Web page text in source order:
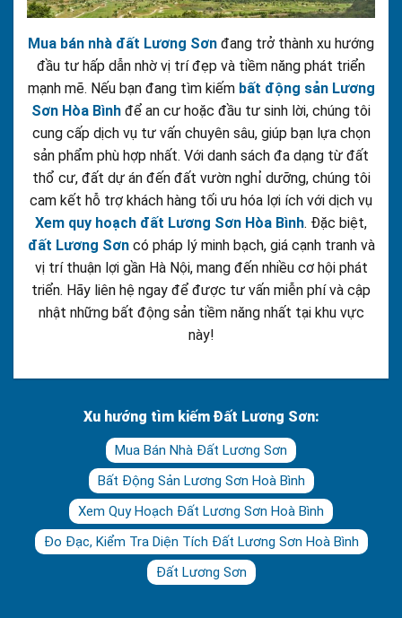
Mua bán nhà đất Lương Sơn đang trở thành xu hướng
đầu tư hấp dẫn nhờ vị trí đẹp và tiềm năng phát triển
mạnh mẽ. Nếu bạn đang tìm kiếm bất động sản Lương
Sơn Hòa Bình để an cư hoặc đầu tư sinh lời, chúng tôi
cung cấp dịch vụ tư vấn chuyên sâu, giúp bạn lựa chọn
sản phẩm phù hợp nhất. Với danh sách đa dạng từ đất
thổ cư, đất dự án đến đất vườn nghỉ dưỡng, chúng tôi
cam kết hỗ trợ khách hàng tối ưu hóa lợi ích với dịch vụ
Xem quy hoạch đất Lương Sơn Hòa Bình. Đặc biệt,
đất Lương Sơncó pháp lý minh bạch, giá cạnh tranh và
vị trí thuận lợi gần Hà Nội, mang đến nhiều cơ hội phát
triển. Hãy liên hệ ngay để được tư vấn miễn phí và cập
nhật những bất động sản tiềm năng nhất tại khu vực
này!
Xu hướng tìm kiếm Đất Lương Sơn:
Mua Bán Nhà Đất Lương Sơn
Bất Động Sản Lương Sơn Hoà Bình
Xem Quy Hoạch Đất Lương Sơn Hoà Bình
Đo Đạc, Kiểm Tra Diện Tích Đất Lương Sơn Hoà Bình
Đất Lương Sơn